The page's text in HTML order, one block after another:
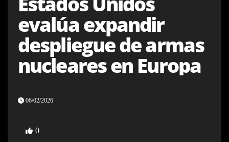
evalúa expandir
despliegue de armas
nucleares en Europa
06/02/2026
0